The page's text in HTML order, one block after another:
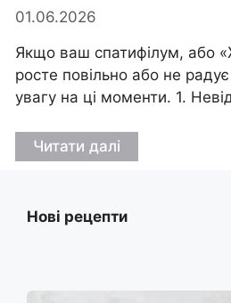
01.06.2026
Якщо ваш спатифілум, або
росте повільно або не радує
увагу на ці моменти. 1.
Читати далі
Нові рецепти